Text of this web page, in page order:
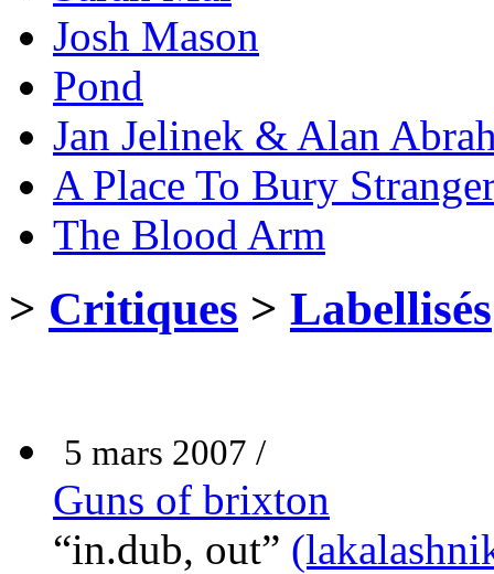
Josh Mason
Pond
Jan Jelinek & Alan
A Place To Bury
The Blood Arm
> Critiques > Labellisés
5 mars 2007 /
Guns of brixton
“in.dub, out”